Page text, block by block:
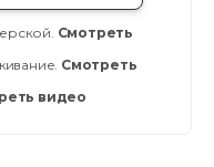
Смотреть
Смотреть
видео